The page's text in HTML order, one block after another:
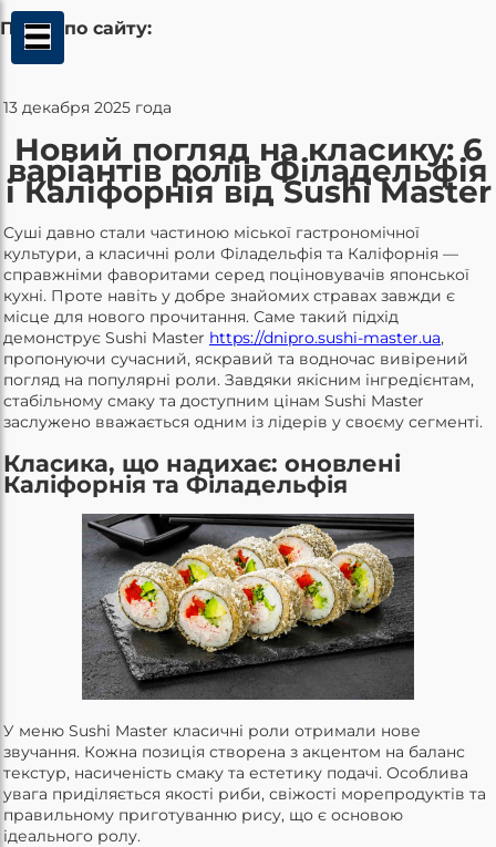
Поиск по сайту:
13 декабря 2025 года
Новий погляд на класику: 6
варіантів ролів Філадельфія
і Каліфорнія від Sushi Master
Суші давно стали частиною міської гастрономічної
культури, а класичні роли Філадельфія та Каліфорнія —
справжніми фаворитами серед поціновувачів японської
кухні. Проте навіть у добре знайомих стравах завжди є
місце для нового прочитання. Саме такий підхід
демонструє Sushi Master https://dnipro.sushi-master.ua,
пропонуючи сучасний, яскравий та водночас вивірений
погляд на популярні роли. Завдяки якісним інгредієнтам,
стабільному смаку та доступним цінам Sushi Master
заслужено вважається одним із лідерів у своєму сегменті.
Класика, що надихає: оновлені
Каліфорнія та Філадельфія
У меню Sushi Master класичні роли отримали нове
звучання. Кожна позиція створена з акцентом на баланс
текстур, насиченість смаку та естетику подачі. Особлива
увага приділяється якості риби, свіжості морепродуктів та
правильному приготуванню рису, що є основою
ідеального ролу.